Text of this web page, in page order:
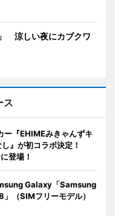
涼しい夜にカブクワ
ス
ー『EHIMEみきゃんずキ
』が初コラボ決定！
登場！
Galaxy「Samsung
（SIMフリーモデル）